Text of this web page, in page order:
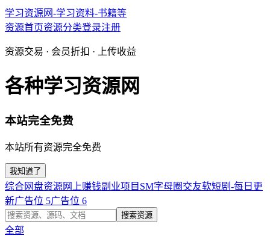
学习资源网-学习资料-书籍等
资源首页资源分类登录注册
资源交易 · 会员折扣 · 上传收益
各种学习资源网
本站完全免费
本站所有资源完全免费
我知道了
综合网盘资源 网上赚钱副业项目 SM字母圈交友软短剧-每日更
新广告位 5广告位 6
搜索资源
全部